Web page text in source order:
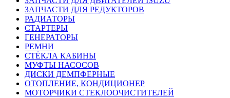
ЗАПЧАСТИ ДЛЯ РЕДУКТОРОВ
РАДИАТОРЫ
СТАРТЕРЫ
ГЕНЕРАТОРЫ
РЕМНИ
СТЁКЛА КАБИНЫ
МУФТЫ НАСОСОВ
ДИСКИ ДЕМПФЕРНЫЕ
ОТОПЛЕНИЕ, КОНДИЦИОНЕР
МОТОРЧИКИ СТЕКЛООЧИСТИТЕЛЕЙ